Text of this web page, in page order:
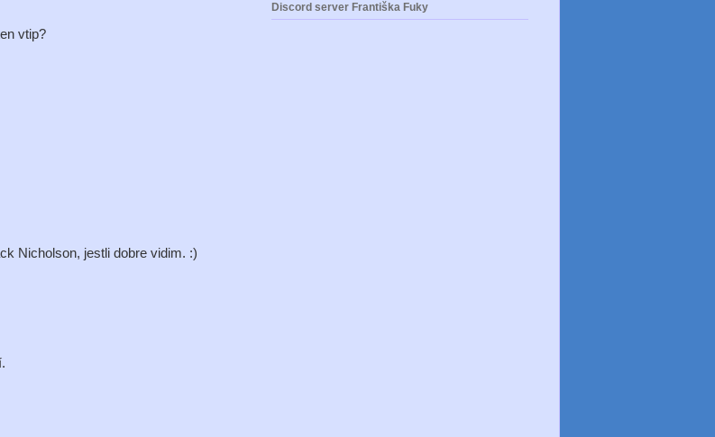
vtip?
Nicholson, jestli dobre vidim. :)
Discord server Františka Fuky